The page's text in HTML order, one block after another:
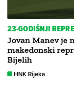
23-GODIŠNJI
Jovan Manev je
makedonski
Bijelih
HNK Rijeka